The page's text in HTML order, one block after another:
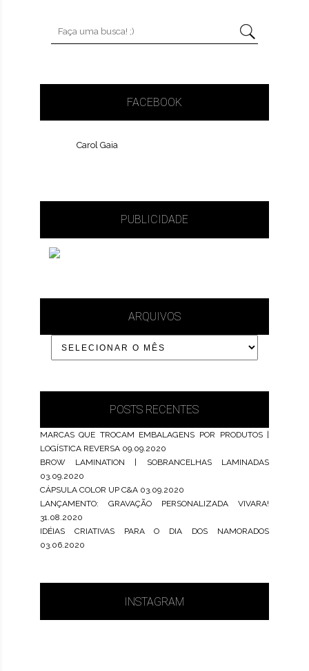
FACEBOOK
Carol Gaia
PUBLICIDADE
ARQUIVOS
POSTS RECENTES
MARCAS QUE TROCAM EMBALAGENS POR PRODUTOS |
LOGÍSTICA REVERSA 09.09.2020
BROW LAMINATION | SOBRANCELHAS LAMINADAS
03.09.2020
CÁPSULA COLOR UP C&A 03.09.2020
LANÇAMENTO: GRAVAÇÃO PERSONALIZADA VIVARA!
31.08.2020
IDÉIAS CRIATIVAS PARA O DIA DOS NAMORADOS
03.06.2020
INSTAGRAM